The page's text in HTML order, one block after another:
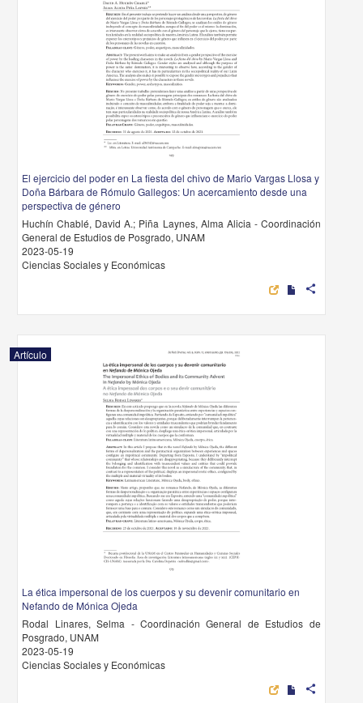
El ejercicio del poder en La fiesta del chivo de Mario Vargas Llosa y
Doña Bárbara de Rómulo Gallegos: Un acercamiento desde una
perspectiva de género
Huchín Chablé, David A.; Piña Laynes, Alma Alicia - Coordinación
General de Estudios de Posgrado, UNAM
2023-05-19
Ciencias Sociales y Económicas
share
Artículo
La ética impersonal de los cuerpos y su devenir comunitario en
Nefando de Mónica Ojeda
Rodal Linares, Selma - Coordinación General de Estudios de
Posgrado, UNAM
2023-05-19
Ciencias Sociales y Económicas
share